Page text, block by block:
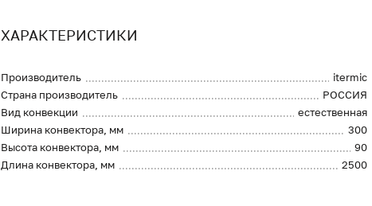
ХАРАКТЕРИСТИКИ
Производитель
itermic
Страна производитель
РОССИЯ
Вид конвекции
естественная
Ширина конвектора, мм
300
Высота конвектора, мм
90
Длина конвектора, мм
2500